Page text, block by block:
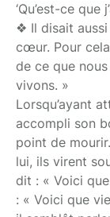
‘Qu’est-ce que
❖ Il disait
cœur. Pour
de ce que
vivons. »
Lorsqu’ayant
accompli son
point de
lui, ils virent
dit : « Voici
: « Voici que